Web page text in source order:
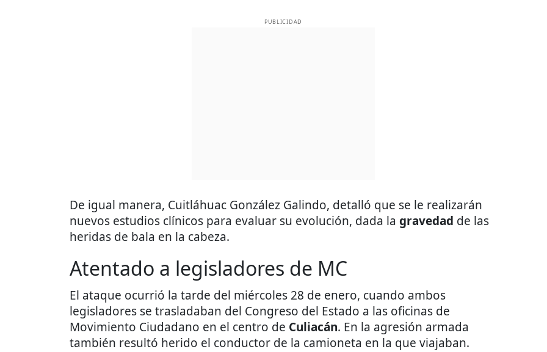
PUBLICIDAD
De igual manera, Cuitláhuac González Galindo, detalló que se le realizarán
nuevos estudios clínicos para evaluar su evolución, dada la gravedad de las
heridas de bala en la cabeza.
Atentado a legisladores de MC
El ataque ocurrió la tarde del miércoles 28 de enero, cuando ambos
legisladores se trasladaban del Congreso del Estado a las oficinas de
Movimiento Ciudadano en el centro de Culiacán. En la agresión armada
también resultó herido el conductor de la camioneta en la que viajaban.